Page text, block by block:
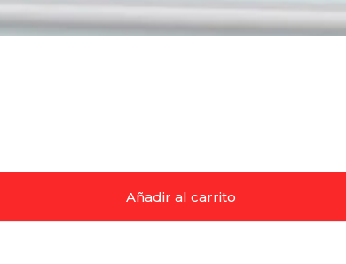
Añadir al carrito